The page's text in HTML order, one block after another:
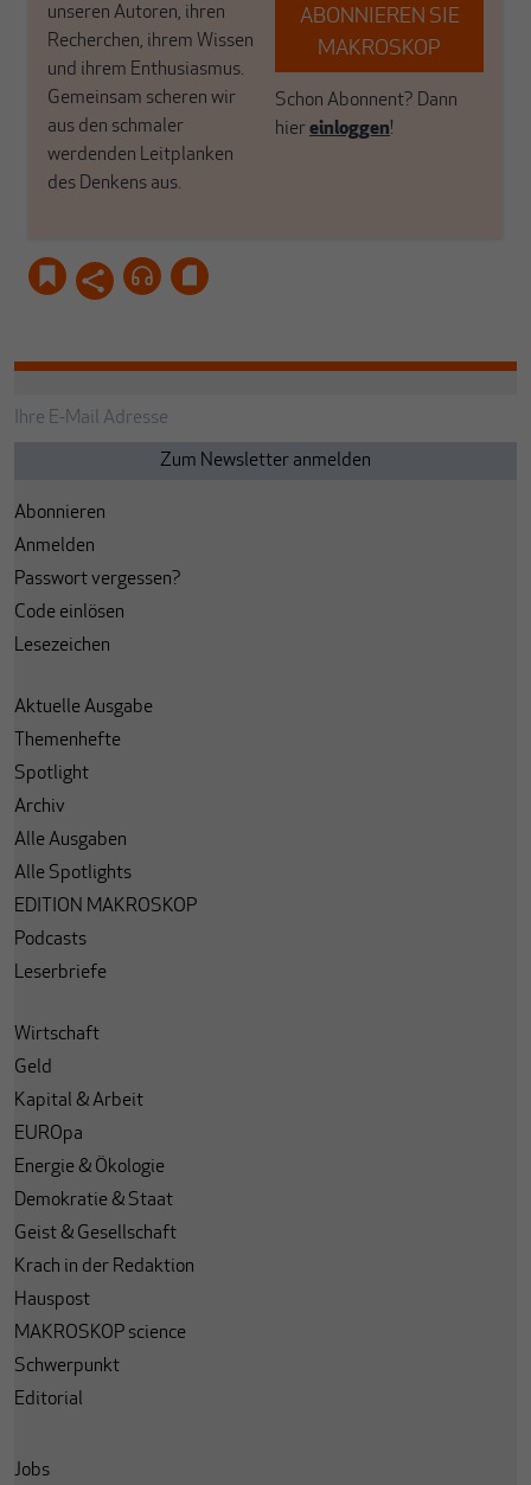
unseren Autoren, ihren
Recherchen, ihrem Wissen
und ihrem Enthusiasmus.
Gemeinsam scheren wir
aus den schmaler
werdenden Leitplanken
des Denkens aus.
ABONNIEREN SIE
MAKROSKOP
Schon Abonnent? Dann
hiereinloggen!
Abonnieren
Anmelden
Passwort vergessen?
Code einlösen
Lesezeichen
Aktuelle Ausgabe
Themenhefte
Spotlight
Archiv
Alle Ausgaben
Alle Spotlights
EDITION MAKROSKOP
Podcasts
Leserbriefe
Wirtschaft
Geld
Kapital & Arbeit
EUROpa
Energie & Ökologie
Demokratie & Staat
Geist & Gesellschaft
Krach in der Redaktion
Hauspost
MAKROSKOP science
Schwerpunkt
Editorial
Jobs